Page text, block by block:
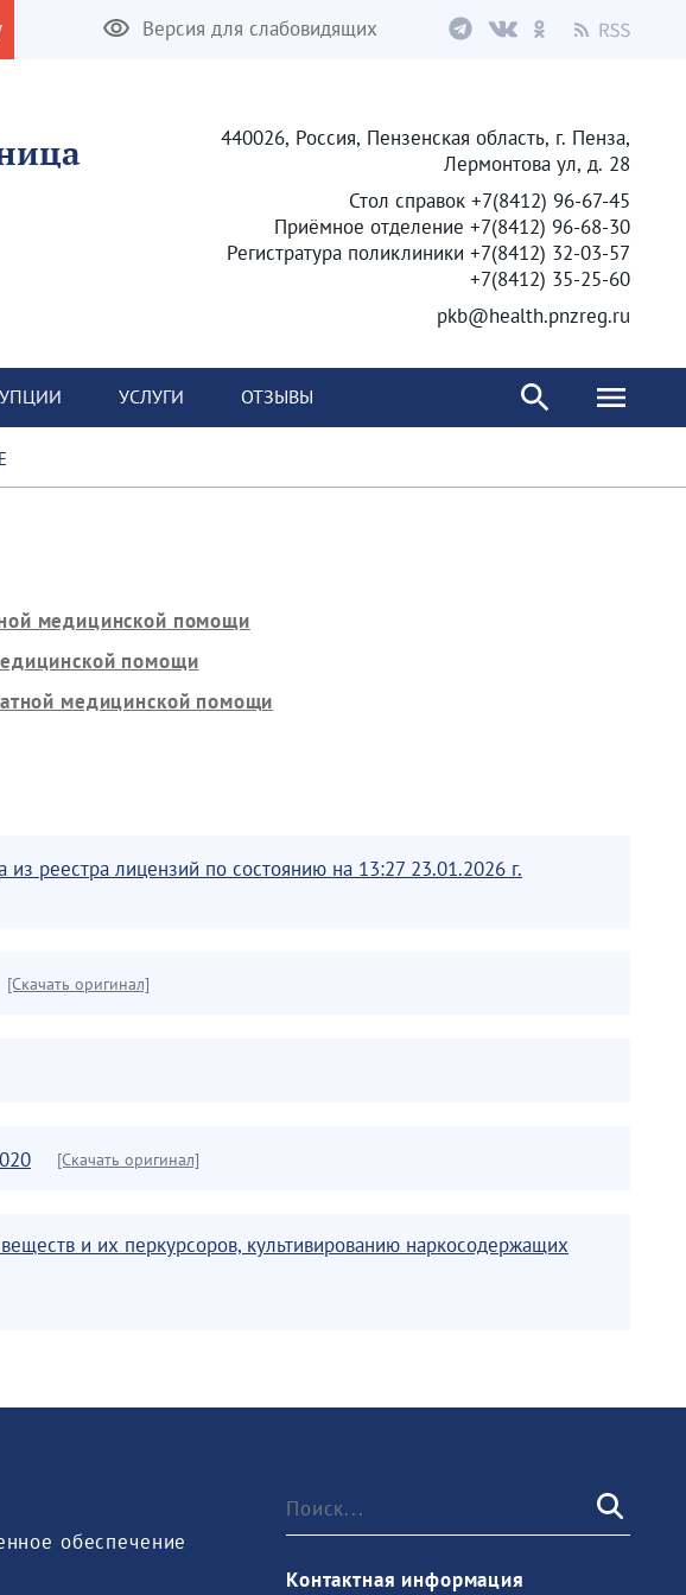
Версия для слабовидящих
440026, Россия, Пензенская область, г. Пенза,
Лермонтова ул, д. 28
Стол справок +7(8412) 96-67-45
Приёмное отделение +7(8412) 96-68-30
Регистратура поликлиники +7(8412) 32-03-57
+7(8412) 35-25-60
pkb@health.pnzreg.ru
УСЛУГИ ОТЗЫВЫ
медицинской помощи
помощи
медицинской помощи
реестра лицензий по состоянию на 13:27 23.01.2026 г.
[Скачать оригинал]
[Скачать оригинал]
и их перкурсоров, культивированию наркосодержащих
обеспечение
Контактная информация